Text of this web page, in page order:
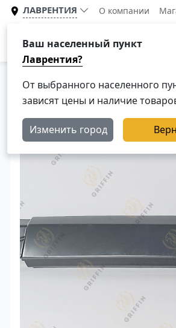
ЛАВРЕНТИЯ
Ваш населенный пункт
Лаврентия?
От выбранного населенного
зависят цены и наличие
Изменить город
О компании
Каталог
Главная Каталог Кузовные